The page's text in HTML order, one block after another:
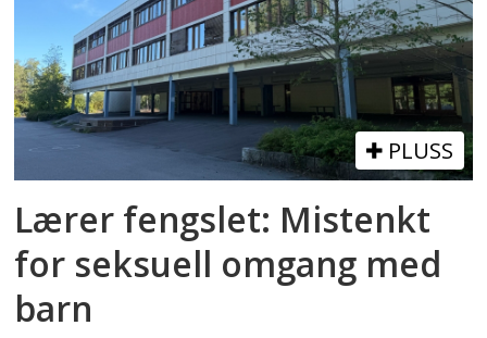
PLUSS
Lærer fengslet: Mistenkt
for seksuell omgang med
barn